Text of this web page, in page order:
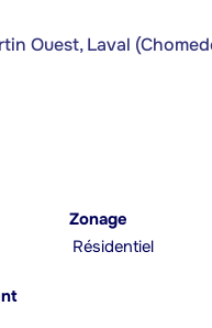
Ouest, Laval
Zonage
Résidentiel